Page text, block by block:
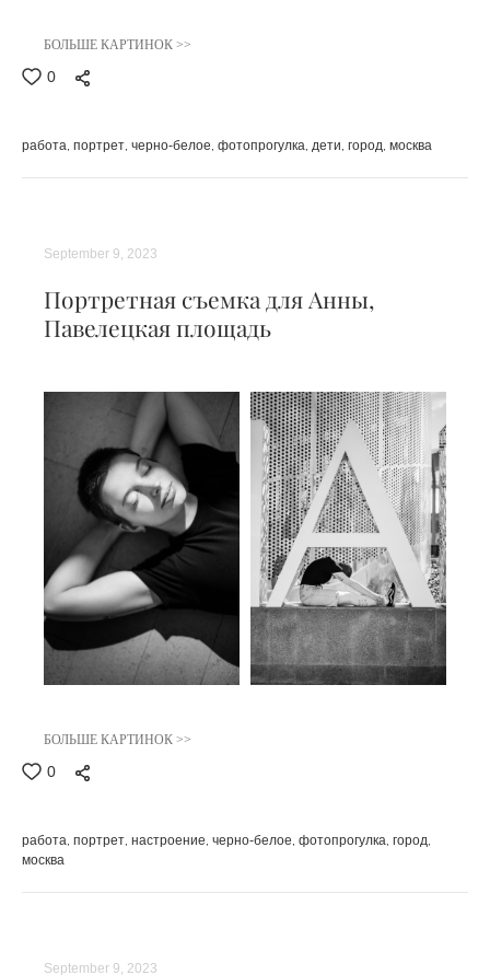
БОЛЬШЕ КАРТИНОК >>
0
работа портрет черно-белое фотопрогулка дети город москва
Портретная съемка для Анны,
Павелецкая площадь
September 9, 2023
БОЛЬШЕ КАРТИНОК >>
0
работа портрет настроение черно-белое фотопрогулка город
москва
September 9, 2023